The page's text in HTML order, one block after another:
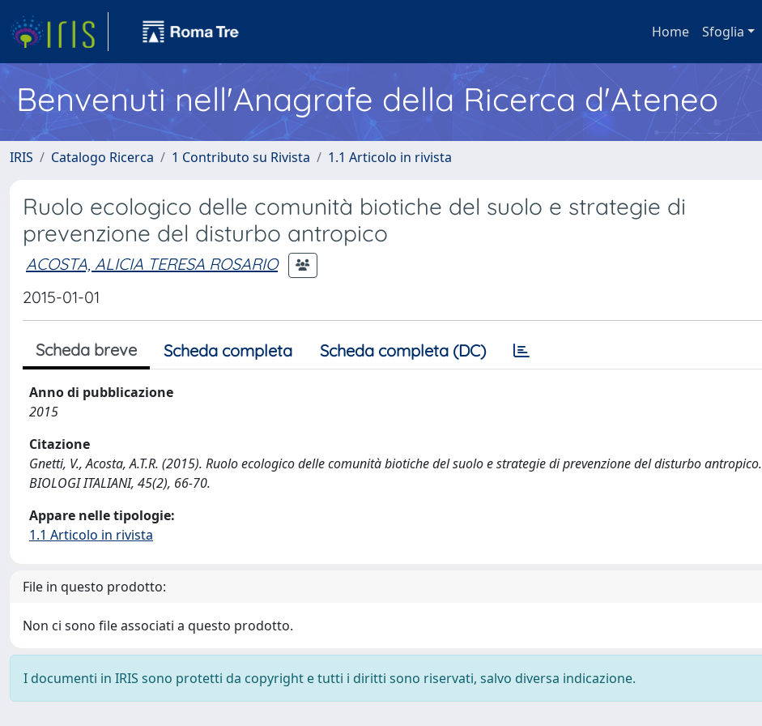
Home Sfoglia
Benvenuti nell'Anagrafe della Ricerca d'Ateneo
IRIS Catalogo Ricerca 1 Contributo su Rivista 1.1 Articolo in rivista
Ruolo ecologico delle comunità biotiche del suolo e strategie di
prevenzione del disturbo antropico
ACOSTA, ALICIA TERESA ROSARIO
2015-01-01
Scheda breve Scheda completa Scheda completa (DC)
Anno di pubblicazione
2015
Citazione
Gnetti, V., Acosta, A.T.R. (2015). Ruolo ecologico delle comunità biotiche del suolo e strategie di prevenzione del disturbo antropico.
BIOLOGI ITALIANI, 45(2), 66-70.
Appare nelle tipologie:
1.1 Articolo in rivista
File in questo prodotto:
Non ci sono file associati a questo prodotto.
I documenti in IRIS sono protetti da copyright e tutti i diritti sono riservati, salvo diversa indicazione.